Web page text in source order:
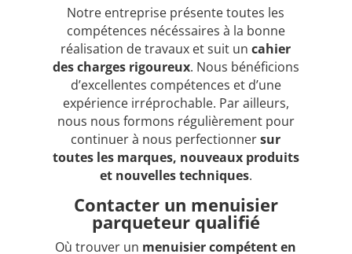
Notre entreprise présente toutes les
compétences nécéssaires à la bonne
réalisation de travaux et suit uncahier
des charges rigoureux. Nous bénéficions
d’excellentes compétences et d’une
expérience irréprochable. Par ailleurs,
nous nous formons régulièrement pour
continuer à nous perfectionner sur
toutes les marques, nouveaux produits
et nouvelles techniques.
Contacter un menuisier
parqueteur qualifié
Où trouver un menuisier compétent en